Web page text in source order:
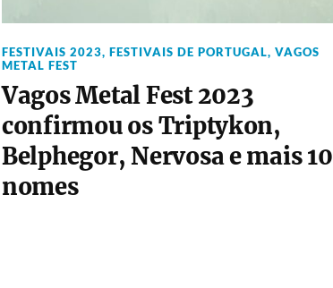
FESTIVAIS 2023, FESTIVAIS DE PORTUGAL, VAGOS
METAL FEST
Vagos Metal Fest 2023
confirmou os Triptykon,
Belphegor, Nervosa e mais 10
nomes